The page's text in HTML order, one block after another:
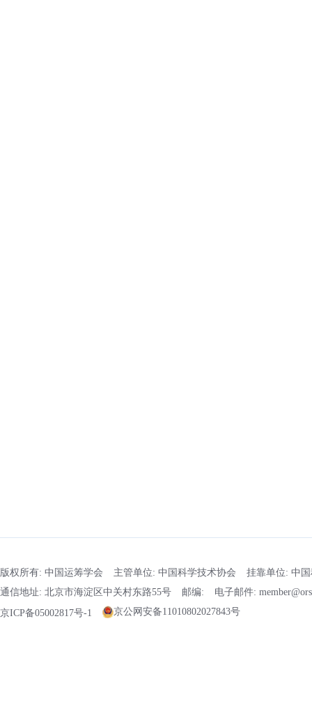
版权所有: 中国运筹学会 主管单位: 中国科学技术协会
挂靠单位: 中
通信地址: 北京市海淀区中关村东路55号
邮编: 电子邮件:
京ICP备05002817号-1 京公网安备11010802027843号